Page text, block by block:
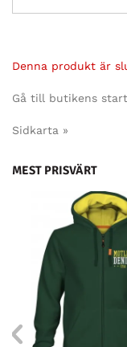
Denna produkt är
Gå till butikens
Sidkarta »
MEST PRISVÄRT